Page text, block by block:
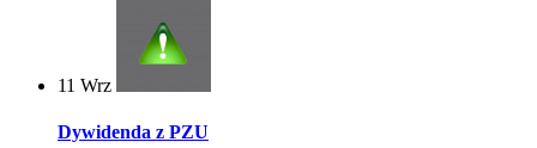
11 Wrz
Dywidenda z PZU